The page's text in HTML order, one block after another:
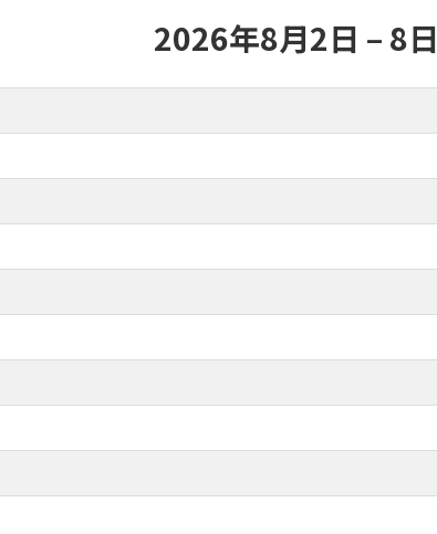
2026年8月2日 – 8日